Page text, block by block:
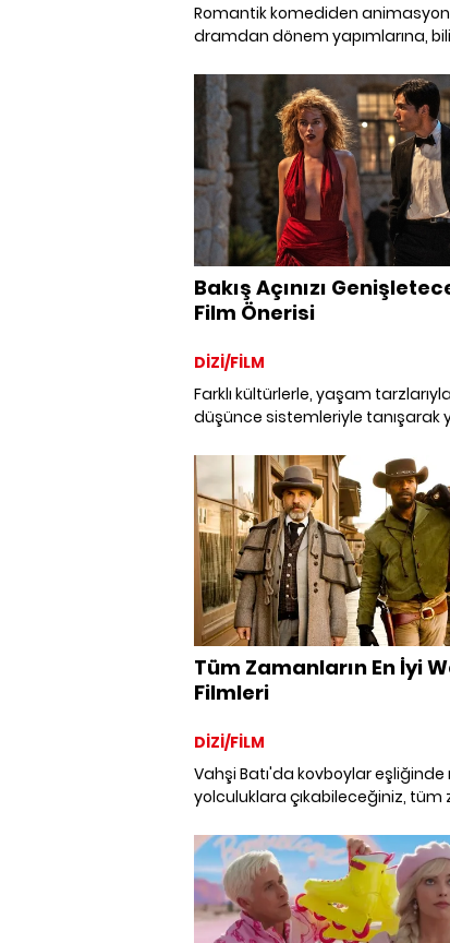
Romantik komediden
dramdan dönem yapımlarına,
türde, izlemeye değer yerli ve
önerileri.
Bakış Açınızı
Film Önerisi
DİZİ/FİLM
Farklı kültürlerle, yaşam
düşünce sistemleriyle tanışarak
bir araya getirdik.
Tüm Zamanların En İyi
Filmleri
DİZİ/FİLM
Vahşi Batı'da kovboylar eşliğinde
yolculuklara çıkabileceğiniz, tüm